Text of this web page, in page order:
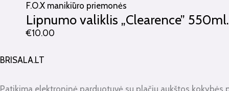
F.O.X manikiūro priemonės
Lipnumo valiklis „Clearence” 550ml.
€10.00
BRISALA.LT
Patikima elektroninė parduotuvė su plačiu aukštos kokybės